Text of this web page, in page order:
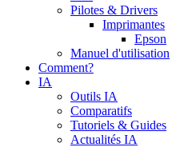
Pilotes & Drivers
Imprimantes
Epson
Manuel d'utilisation
Comment?
IA
Outils IA
Comparatifs
Tutoriels & Guides
Actualités IA